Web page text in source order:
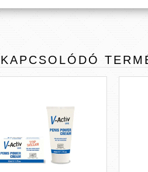
KAPCSOLÓDÓ